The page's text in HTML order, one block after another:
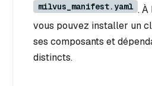
milvus_manifest.yaml . À
vous pouvez installer un
ses composants et
distincts.